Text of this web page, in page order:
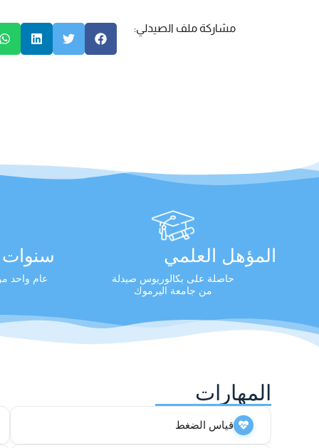
مشاركة ملف الصيدلي:
المؤهل العلمي
حاصلة على بكالوريوس صيدلة
من جامعة اليرموك
سنوات
عام واحد
المهارات
قياس الضغط